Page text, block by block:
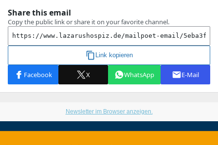
Newsletter im Browser anzeigen.